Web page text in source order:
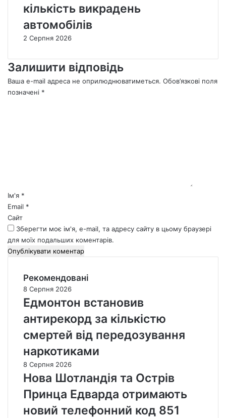
кількість викрадень
автомобілів
2 Серпня 2026
Залишити відповідь
Ваша e-mail адреса не оприлюднюватиметься. Обов’язкові поля
позначені *
*Ім'я *
Email *
Сайт
Зберегти моє ім'я, e-mail, та адресу сайту в цьому браузері
для моїх подальших коментарів.
Рекомендовані
8 Серпня 2026
Едмонтон встановив
антирекорд за кількістю
смертей від передозування
наркотиками
8 Серпня 2026
Нова Шотландія та Острів
Принца Едварда отримають
новий телефонний код 851